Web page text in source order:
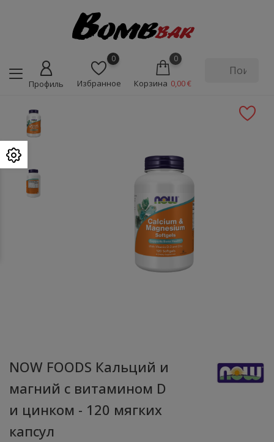
Профиль
0
Избранное
0
Корзина 0,00 €
NOW FOODS Кальций и
магний с витамином D
и цинком - 120 мягких
капсул